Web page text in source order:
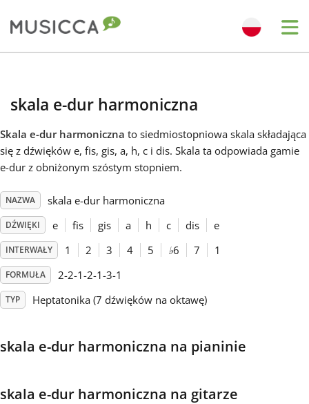
Dansk
Deutsch
English
skala e-dur harmoniczna
Skala e-dur harmoniczna to siedmiostopniowa skala składająca
się z dźwięków e, fis, gis, a, h, c i dis. Skala ta odpowiada gamie
e-dur z obniżonym szóstym stopniem.
NAZWA skala e-dur harmoniczna
DŹWIĘKI e fis gis a h c dis e
INTERWAŁY 1 2 3 4 5 ♭6 7 1
FORMUŁA 2-2-1-2-1-3-1
TYP Heptatonika (7 dźwięków na oktawę)
skala e-dur harmoniczna na pianinie
skala e-dur harmoniczna na gitarze